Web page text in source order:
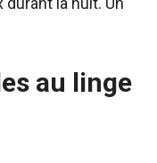
au linge